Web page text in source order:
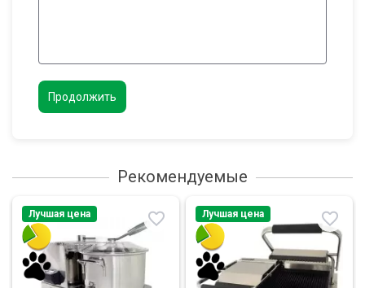
Продолжить
Рекомендуемые
Лучшая цена Лучшая цена